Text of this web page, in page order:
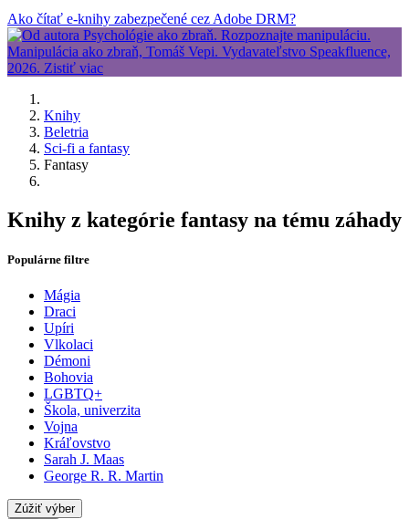
Ako čítať e-knihy zabezpečené cez Adobe DRM?
Knihy
Beletria
Sci-fi a fantasy
Fantasy
Knihy z kategórie fantasy na tému záhady
Populárne filtre
Mágia
Draci
Upíri
Vlkolaci
Démoni
Bohovia
LGBTQ+
Škola, univerzita
Vojna
Kráľovstvo
Sarah J. Maas
George R. R. Martin
Zúžiť výber